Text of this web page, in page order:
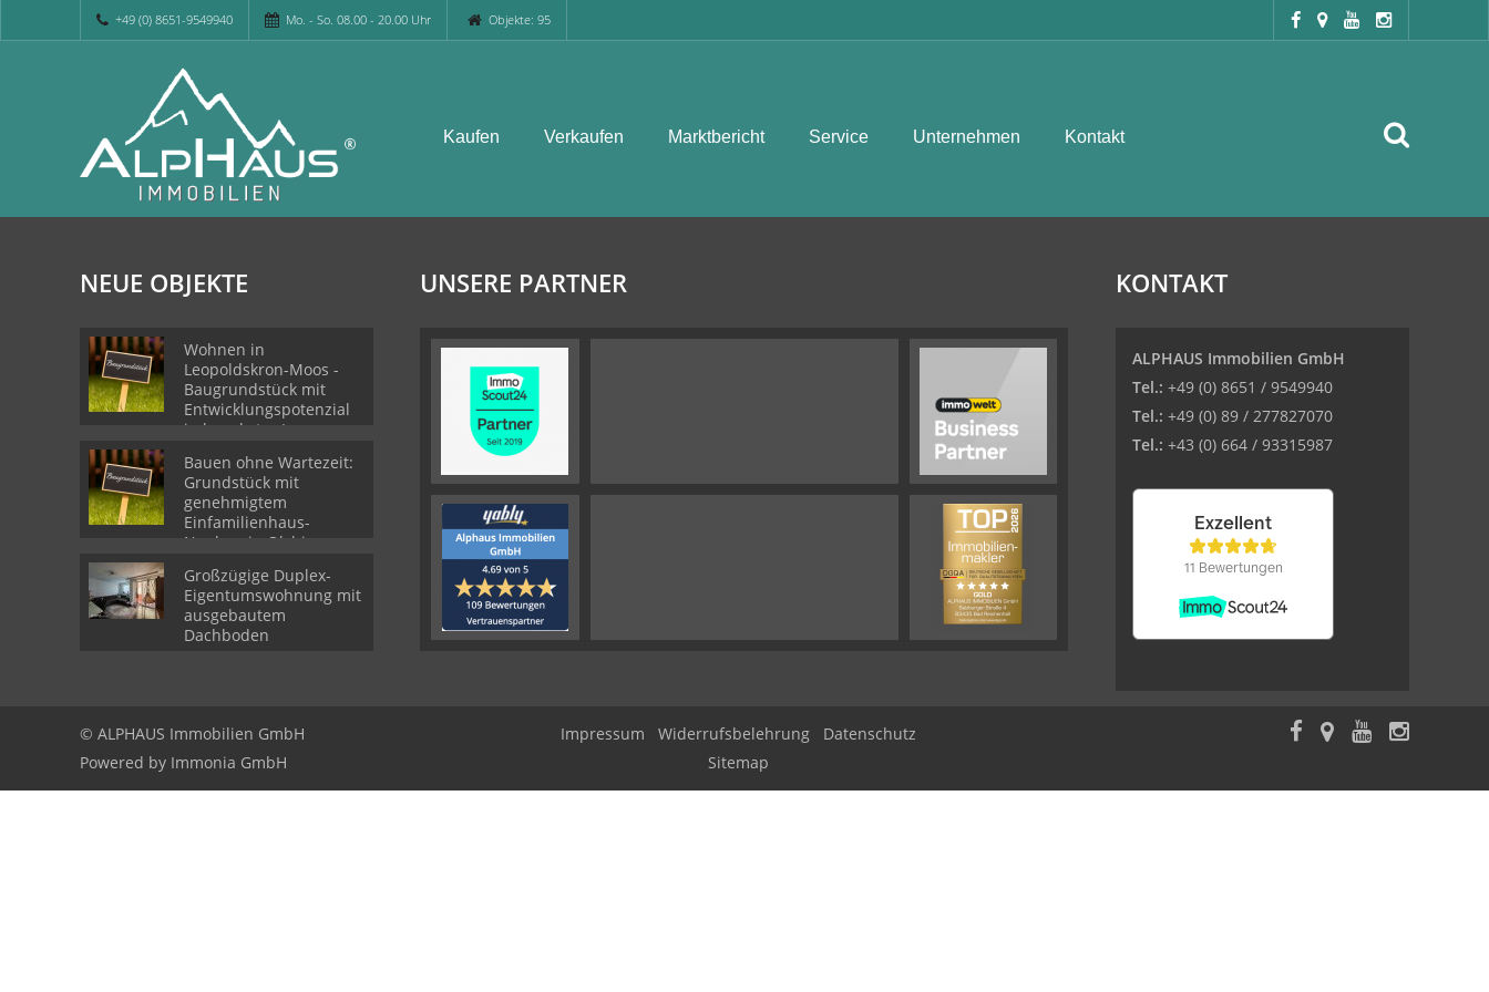
+49 (0) 8651-9549940 Mo. - So. 08.00 - 20.00 Uhr Objekte: 95
Kaufen Verkaufen Marktbericht Service Unternehmen Kontakt
NEUE OBJEKTE
Wohnen in
Leopoldskron-Moos -
Baugrundstück mit
Entwicklungspotenzial
in begehrter Lage
Bauen ohne Wartezeit:
Grundstück mit
genehmigtem
Einfamilienhaus-
Neubau in Olching
Großzügige Duplex-
Eigentumswohnung mit
ausgebautem
Dachboden
UNSERE PARTNER KONTAKT
ALPHAUS Immobilien GmbH
Tel.: +49 (0) 8651 / 9549940
Tel.: +49 (0) 89 / 277827070
Tel.: +43 (0) 664 / 93315987
© ALPHAUS Immobilien GmbH
Powered by Immonia GmbH
Impressum Widerrufsbelehrung
Datenschutz
Sitemap